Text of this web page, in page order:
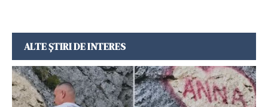
ALTE ȘTIRI DE INTERES